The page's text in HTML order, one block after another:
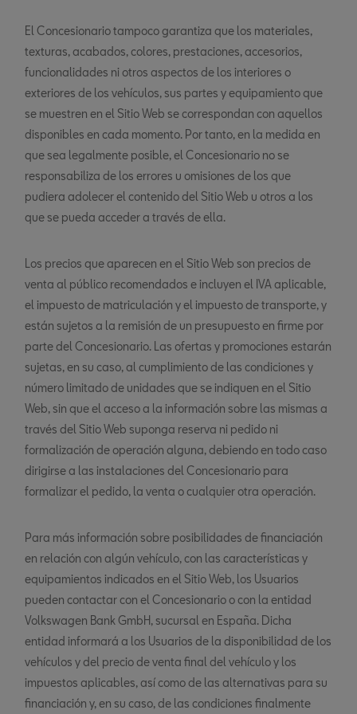
El Concesionario tampoco garantiza que los materiales,
texturas, acabados, colores, prestaciones, accesorios,
funcionalidades ni otros aspectos de los interiores o
exteriores de los vehículos, sus partes y equipamiento que
se muestren en el Sitio Web se correspondan con aquellos
disponibles en cada momento. Por tanto, en la medida en
que sea legalmente posible, el Concesionario no se
responsabiliza de los errores u omisiones de los que
pudiera adolecer el contenido del Sitio Web u otros a los
que se pueda acceder a través de ella.
Los precios que aparecen en el Sitio Web son precios de
venta al público recomendados e incluyen el IVA aplicable,
el impuesto de matriculación y el impuesto de transporte, y
están sujetos a la remisión de un presupuesto en firme por
parte del Concesionario. Las ofertas y promociones estarán
sujetas, en su caso, al cumplimiento de las condiciones y
número limitado de unidades que se indiquen en el Sitio
Web, sin que el acceso a la información sobre las mismas a
través del Sitio Web suponga reserva ni pedido ni
formalización de operación alguna, debiendo en todo caso
dirigirse a las instalaciones del Concesionario para
formalizar el pedido, la venta o cualquier otra operación.
Para más información sobre posibilidades de financiación
en relación con algún vehículo, con las características y
equipamientos indicados en el Sitio Web, los Usuarios
pueden contactar con el Concesionario o con la entidad
Volkswagen Bank GmbH, sucursal en España. Dicha
entidad informará a los Usuarios de la disponibilidad de los
vehículos y del precio de venta final del vehículo y los
impuestos aplicables, así como de las alternativas para su
financiación y, en su caso, de las condiciones finalmente